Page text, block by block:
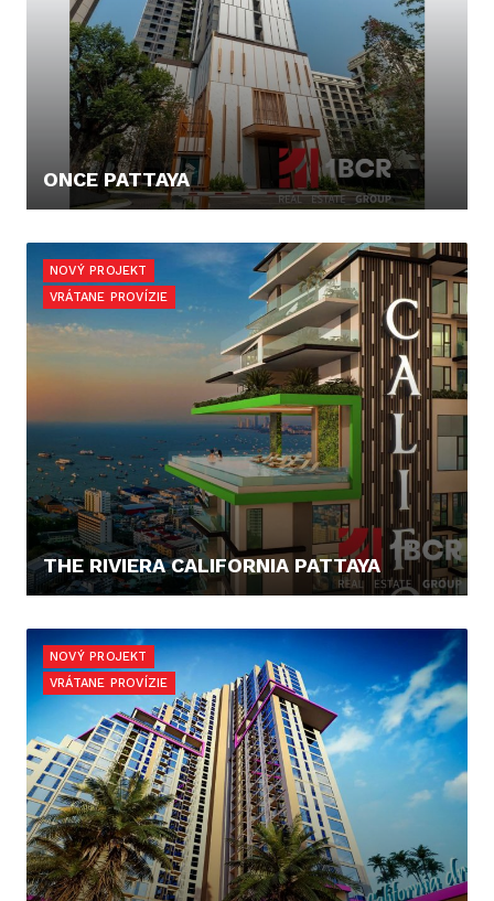
ONCE PATTAYA
NOVÝ PROJEKT
VRÁTANE PROVÍZIE
THE RIVIERA CALIFORNIA PATTAYA
NOVÝ PROJEKT
VRÁTANE PROVÍZIE